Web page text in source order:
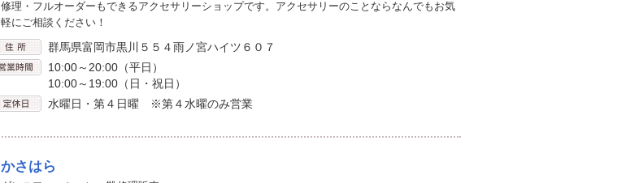
修理・フルオーダーもできるアクセサリーショップです。アクセサリーのことならなんでもお気
軽にご相談ください！
群馬県富岡市黒川５５４雨ノ宮ハイツ６０７
10:00～20:00（平日）
10:00～19:00（日・祝日）
水曜日・第４日曜 ※第４水曜のみ営業
かさはら